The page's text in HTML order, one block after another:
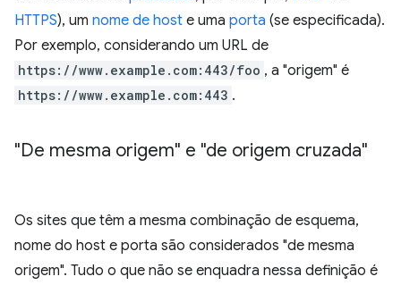
HTTPS), um nome de host e uma porta (se especificada).
Por exemplo, considerando um URL de
https://www.example.com:443/foo , a "origem" é
https://www.example.com:443 .
"De mesma origem" e "de origem cruzada"
Os sites que têm a mesma combinação de esquema,
nome do host e porta são considerados "de mesma
origem". Tudo o que não se enquadra nessa definição é